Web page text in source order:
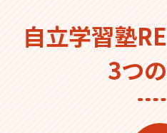
自立学習塾
3つ